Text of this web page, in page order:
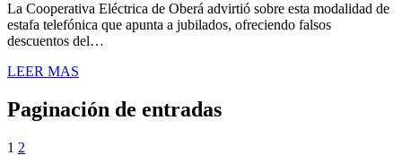
La Cooperativa Eléctrica de Oberá advirtió sobre esta modalidad de
estafa telefónica que apunta a jubilados, ofreciendo falsos
descuentos del…
LEER MAS
Paginación de entradas
1 2